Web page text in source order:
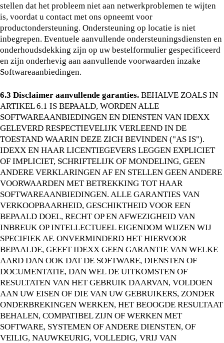
stellen dat het probleem niet aan netwerkproblemen te wijten
is, voordat u contact met ons opneemt voor
productondersteuning. Ondersteuning op locatie is niet
inbegrepen. Eventuele aanvullende ondersteuningsdiensten en
onderhoudsdekking zijn op uw bestelformulier gespecificeerd
en zijn onderhevig aan aanvullende voorwaarden inzake
Softwareaanbiedingen.
6.3 Disclaimer aanvullende garanties. BEHALVE ZOALS IN
ARTIKEL 6.1 IS BEPAALD, WORDEN ALLE
SOFTWAREAANBIEDINGEN EN DIENSTEN VAN IDEXX
GELEVERD RESPECTIEVELIJK VERLEEND IN DE
TOESTAND WAARIN DEZE ZICH BEVINDEN ("AS IS").
IDEXX EN HAAR LICENTIEGEVERS LEGGEN EXPLICIET
OF IMPLICIET, SCHRIFTELIJK OF MONDELING, GEEN
ANDERE VERKLARINGEN AF EN STELLEN GEEN ANDERE
VOORWAARDEN MET BETREKKING TOT HAAR
SOFTWAREAANBIEDINGEN. ALLE GARANTIES VAN
VERKOOPBAARHEID, GESCHIKTHEID VOOR EEN
BEPAALD DOEL, RECHT OP EN AFWEZIGHEID VAN
INBREUK OP INTELLECTUEEL EIGENDOM WIJZEN WIJ
SPECIFIEK AF. ONVERMINDERD HET HIERVOOR
BEPAALDE, GEEFT IDEXX GEEN GARANTIE VAN WELKE
AARD DAN OOK DAT DE SOFTWARE, DIENSTEN OF
DOCUMENTATIE, DAN WEL DE UITKOMSTEN OF
RESULTATEN VAN HET GEBRUIK DAARVAN, VOLDOEN
AAN UW EISEN OF DIE VAN UW GEBRUIKERS, ZONDER
ONDERBREKINGEN WERKEN, HET BEOOGDE RESULTAAT
BEHALEN, COMPATIBEL ZIJN OF WERKEN MET
SOFTWARE, SYSTEMEN OF ANDERE DIENSTEN, OF
VEILIG, NAUWKEURIG, VOLLEDIG, VRIJ VAN